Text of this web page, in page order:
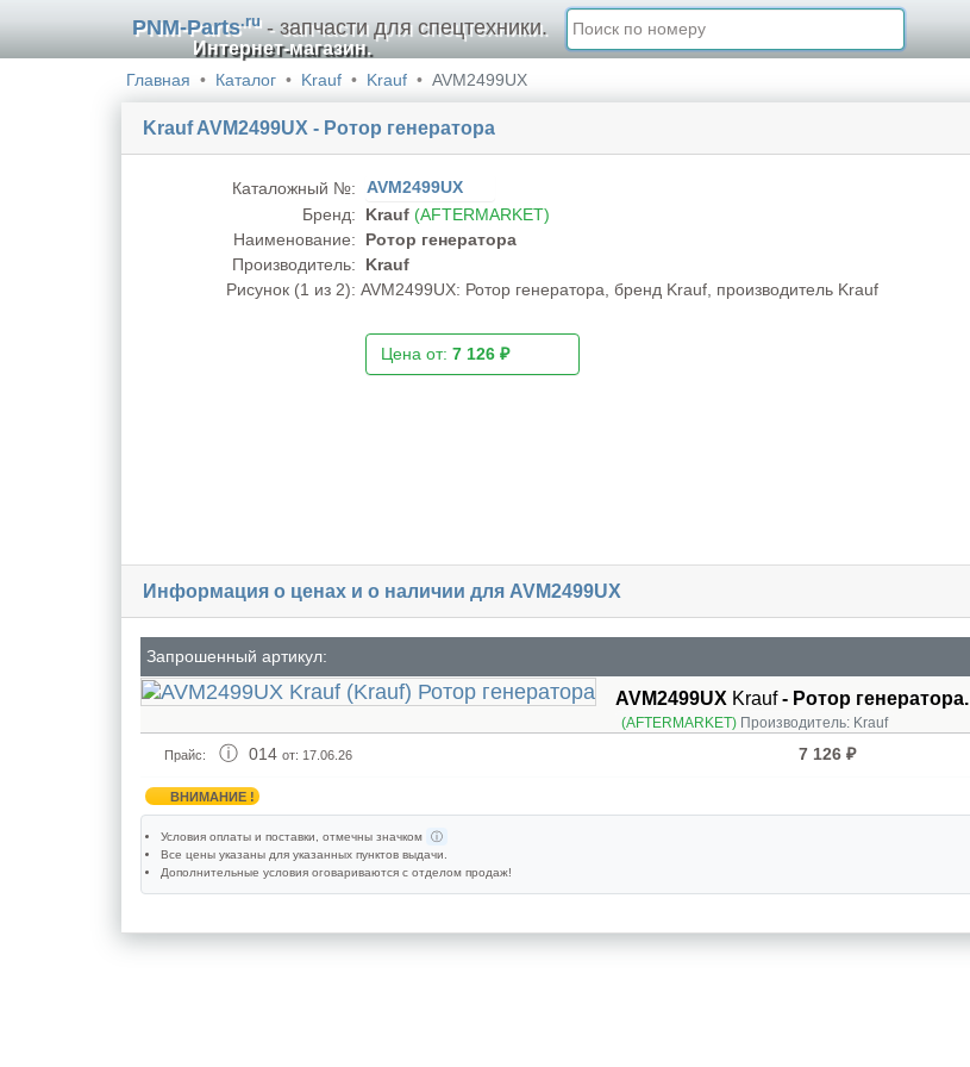
PNM-Parts.ru- запчасти для спецтехники.
Интернет-магазин.
Главная Каталог Krauf Krauf AVM2499UX
Krauf AVM2499UX - Ротор генератора
Каталожный №:
AVM2499UX
Бренд:
Krauf (AFTERMARKET)
Наименование:
Ротор генератора
Производитель:
Krauf
Рисунок (1 из 2): AVM2499UX: Ротор генератора, бренд Krauf, производитель Krauf
Цена от: 7 126 ₽
Информация о ценах и о наличии для AVM2499UX
Запрошенный артикул:
AVM2499UX Krauf- Ротор генератора.
(AFTERMARKET)Производитель: Krauf
Прайс: 014 от: 17.06.26 7 126 ₽
ВНИМАНИЕ !
Условия оплаты и поставки , отмечны значком
ⓘ
Все цены указаны для указанных пунктов выдачи
Дополнительные условия оговариваются с отделом продаж!